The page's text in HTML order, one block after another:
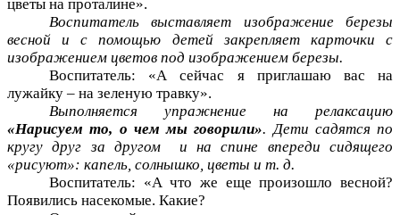
цветы на проталине».
Воспитатель выставляет изображение березы
весной и с помощью детей закрепляет карточки с
изображением цветов под изображением березы.
Воспитатель: «А сейчас я приглашаю вас на
лужайку – на зеленую травку».
Выполняется упражнение на релаксацию
«Нарисуем то, о чем мы говорили». Дети садятся по
кругу друг за другом и на спине впереди сидящего
«рисуют»: капель, солнышко, цветы и т. д.
Воспитатель: «А что же еще произошло весной?
Появились насекомые. Какие?